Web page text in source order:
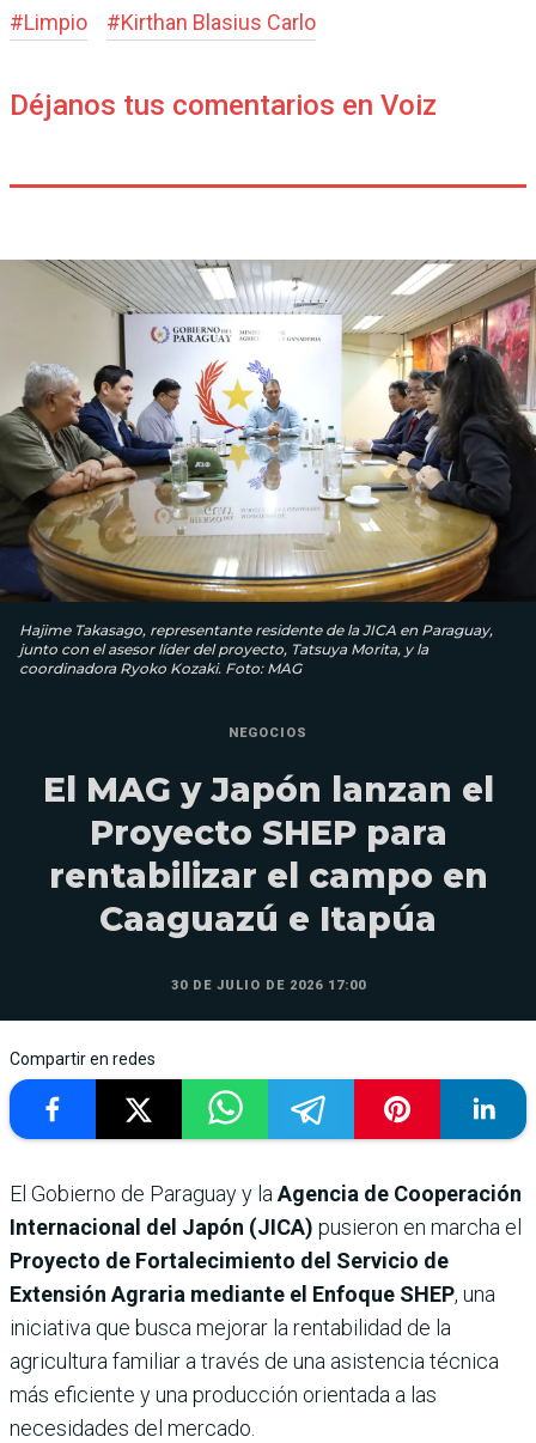
#Limpio #Kirthan Blasius Carlo
Déjanos tus comentarios en Voiz
Hajime Takasago, representante residente de la JICA en Paraguay,
junto con el asesor líder del proyecto, Tatsuya Morita, y la
coordinadora Ryoko Kozaki. Foto: MAG
NEGOCIOS
El MAG y Japón lanzan el
Proyecto SHEP para
rentabilizar el campo en
Caaguazú e Itapúa
30 DE JULIO DE 2026 17:00
Compartir en redes
El Gobierno de Paraguay y laAgencia de Cooperación
Internacional del Japón (JICA) pusieron en marcha el
Proyecto de Fortalecimiento del Servicio de
Extensión Agraria mediante el Enfoque SHEP, una
iniciativa que busca mejorar la rentabilidad de la
agricultura familiar a través de una asistencia técnica
más eficiente y una producción orientada a las
necesidades del mercado.